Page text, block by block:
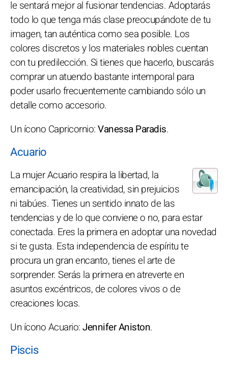
le sentará mejor al fusionar tendencias. Adoptarás
todo lo que tenga más clase preocupándote de tu
imagen, tan auténtica como sea posible. Los
colores discretos y los materiales nobles cuentan
con tu predilección. Si tienes que hacerlo, buscarás
comprar un atuendo bastante intemporal para
poder usarlo frecuentemente cambiando sólo un
detalle como accesorio.
Un ícono Capricornio:Vanessa Paradis.
Acuario
La mujer Acuario respira la libertad, la
emancipación, la creatividad, sin prejuicios
ni tabúes. Tienes un sentido innato de las
tendencias y de lo que conviene o no, para estar
conectada. Eres la primera en adoptar una novedad
si te gusta. Esta independencia de espíritu te
procura un gran encanto, tienes el arte de
sorprender. Serás la primera en atreverte en
asuntos excéntricos, de colores vivos o de
creaciones locas.
Un ícono Acuario:Jennifer Aniston.
Piscis